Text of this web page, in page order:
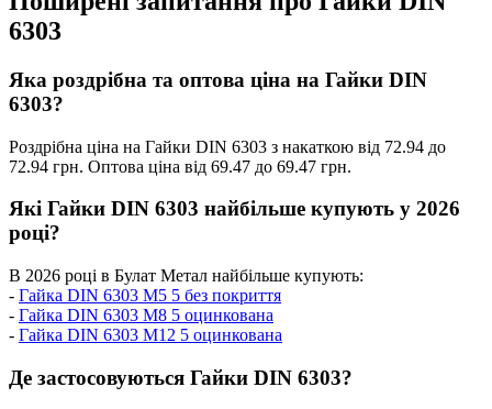
6303
Яка роздрібна та оптова ціна на Гайки DIN
6303?
Роздрібна ціна на Гайки DIN 6303 з накаткою від 72.94 до
72.94 грн. Оптова ціна від 69.47 до 69.47 грн.
Які Гайки DIN 6303 найбільше купують у 2026
році?
В 2026 році в Булат Метал найбільше купують:
- Гайка DIN 6303 М5 5 без покриття
- Гайка DIN 6303 М8 5 оцинкована
- Гайка DIN 6303 М12 5 оцинкована
Де застосовуються Гайки DIN 6303?